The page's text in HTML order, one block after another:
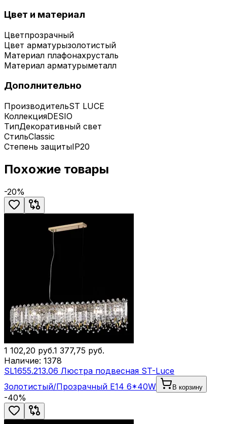
Цвет и материал
Цветпрозрачный
Цвет арматурызолотистый
Материал плафонахрусталь
Материал арматурыметалл
Дополнительно
ПроизводительST LUCE
КоллекцияDESIO
ТипДекоративный свет
СтильClassic
Степень защитыIP20
Похожие товары
-20%
1 102,20 руб.1 377,75 руб.
Наличие: 1378
SL1655.213.06 Люстра подвесная ST-Luce
Золотистый/Прозрачный E14 6*40W
В корзину
-40%